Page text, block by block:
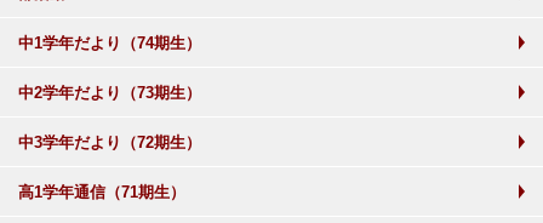
中1学年だより（74期生）
中2学年だより（73期生）
中3学年だより（72期生）
高1学年通信（71期生）